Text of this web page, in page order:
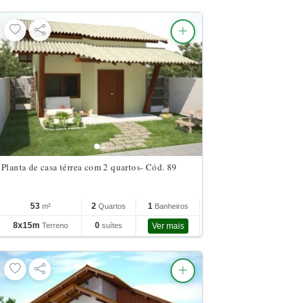
Planta de casa térrea com 2 quartos- Cód. 89
53 m² 2 Quartos 1 Banheiros
8x15m Terreno 0 suítes Ver mais